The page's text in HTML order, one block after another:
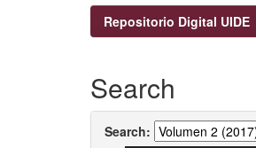
Repositorio Digital UIDE
Search
Search: